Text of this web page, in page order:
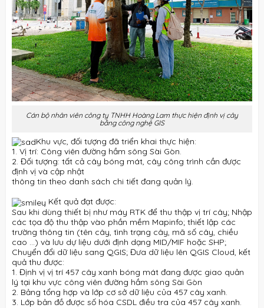
Cán bộ nhân viên công ty TNHH Hoàng Lam thực hiện định vị cây
bằng công nghệ GIS
Khu vực, đối tượng đã triển khai thực hiện:
1. Vị trí: Công viên đường hầm sông Sài Gòn.
2. Đối tượng: tất cả cây bóng mát, cây công trình cần được
định vị và cập nhật
thông tin theo danh sách chi tiết đang quản lý.
Kết quả đạt được:
Sau khi dùng thiết bị như máy RTK để thu thập vị trí cây; Nhập
các tọa độ thu thập vào phần mềm Mapinfo; thiết lập các
trường thông tin (tên cây, tình trạng cây, mã số cây, chiều
cao ...) và lưu dự liệu dưới định dạng MID/MIF hoặc SHP;
Chuyển đổi dữ liệu sang QGIS; Đưa dữ liệu lên QGIS Cloud, kết
quả thu được:
1. Định vị vị trí 457 cây xanh bóng mát đang được giao quản
lý tại khu vực công viên đường hầm sông Sài Gòn
2. Bảng tổng hợp và lớp cơ sở dữ liệu của 457 cây xanh.
3. Lớp bản đồ được số hóa CSDL điều tra của 457 cây xanh.